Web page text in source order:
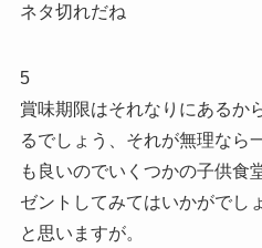
ネタ切れだね
5
賞味期限はそれなりにあるか
るでしょう、それが無理なら
も良いのでいくつかの子供食
ゼントしてみてはいかがでし
と思いますが。